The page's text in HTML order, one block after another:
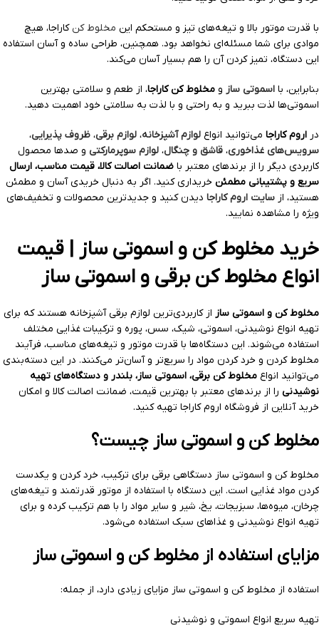
با قدرت موتور بالا و تیغه‌های تیز و مستحکم این مخلوط کنکاراجا، هیچ
موادی برای شما مسئله‌ای نخواهد بود. همچنین، طراحی ساده و آسان استفاده
این دستگاه، تمیز کردن آن را هم بسیار آسان می‌کند.
بنابراین، با اسموتی ساز و مخلوط کن کاراجا، از طعم و سلامتی بهترین
اسموتی‌ها لذت ببرید و به راحتی و با لذت به سلامتی خود اهمیت دهید.
در اروم کاراجا می‌توانید انواع لوازم آشپزخانه، لوازم برقی، ظروف پذیرایی،
سرویس‌های غذاخوری، قاشق و چنگال، لوازم سوپرمارکتی و صدها محصول
کاربردی دیگر را از برندهای معتبر با ضمانت اصالت کالا، قیمت مناسب، ارسال
سریع و پشتیبانی مطمئن خریداری کنید. اگر به دنبال خریدی آسان و مطمئن
هستید، از سایت اروم کاراجا دیدن کنید و جدیدترین محصولات و تخفیف‌های
ویژه را مشاهده نمایید.
خرید مخلوط کن و اسموتی ساز | قیمت
انواع مخلوط کن برقی و اسموتی ساز
مخلوط کن و اسموتی ساز از کاربردی‌ترین لوازم برقی آشپزخانه هستند که برای
تهیه انواع نوشیدنی، اسموتی، شیک، سس، پوره و ترکیبات غذایی مختلف
استفاده می‌شوند. این دستگاه‌ها با قدرت موتور و تیغه‌های مناسب، فرآیند
مخلوط کردن و خرد کردن مواد را سریع‌تر و آسان‌تر می‌کنند. در این دسته‌بندی
می‌توانید انواع مخلوط کن برقی، اسموتی ساز، بلندر و دستگاه‌های تهیه
نوشیدنی را از برندهای معتبر با بهترین قیمت، ضمانت اصالت کالا و امکان
خرید آنلاین از فروشگاه اروم کاراجا تهیه کنید.
مخلوط کن و اسموتی ساز چیست؟
مخلوط کن و اسموتی ساز دستگاهی برقی برای ترکیب، خرد کردن و یکدست
کردن مواد غذایی است. این دستگاه با استفاده از موتور قدرتمند و تیغه‌های
چرخان، میوه‌ها، سبزیجات، یخ، شیر و سایر مواد را با هم ترکیب کرده و برای
تهیه انواع نوشیدنی و غذاهای سبک استفاده می‌شود.
مزایای استفاده از مخلوط کن و اسموتی ساز
استفاده از مخلوط کن و اسموتی ساز مزایای زیادی دارد، از جمله:
تهیه سریع انواع اسموتی و نوشیدنی